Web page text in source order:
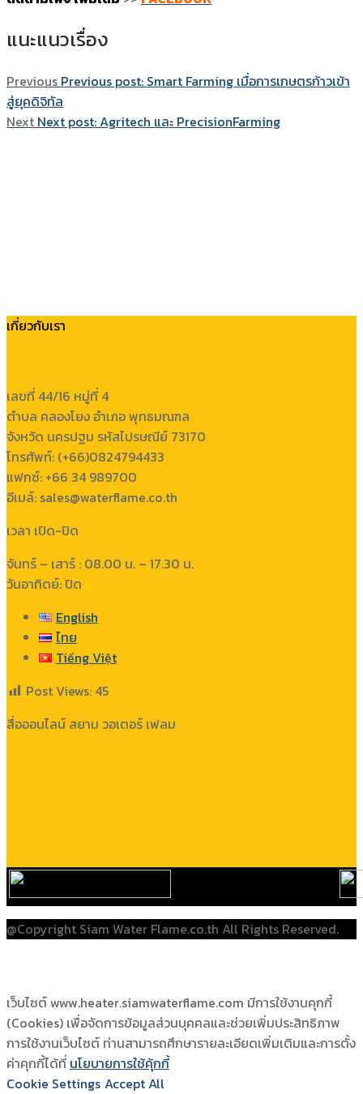
แนะแนวเรื่อง
Previous Previous post: Smart Farming เมื่อการเกษตรก้าวเข้า
สู่ยุคดิจิทัล
Next Next post:Agritech และ PrecisionFarming
เกี่ยวกับเรา
เลขที่ 44/16 หมู่ที่ 4
ตำบล คลองโยง อำเภอ พุทธมณฑล
จังหวัด นครปฐม รหัสไปรษณีย์ 73170
โทรศัพท์: (+66)0824794433
แฟกซ์: +66 34 989700
อีเมล์: sales@waterflame.co.th
เวลา เปิด-ปิด
จันทร์ – เสาร์ : 08.00 น. – 17.30 น.
วันอาทิตย์: ปิด
English
ไทย
Tiếng Việt
Post Views: 45
สื่อออนไลน์ สยาม วอเตอร์ เฟลม
@Copyright Siam Water Flame.co.th All Rights Reserved.
เว็บไซต์ www.heater.siamwaterflame.com มีการใช้งานคุกกี้
(Cookies) เพื่อจัดการข้อมูลส่วนบุคคลและช่วยเพิ่มประสิทธิภาพ
การใช้งานเว็บไซต์ ท่านสามารถศึกษารายละเอียดเพิ่มเติมและการตั้ง
ค่าคุกกี้ได้ที่ นโยบายการใช้คุ้กกี้
Cookie Settings Accept All